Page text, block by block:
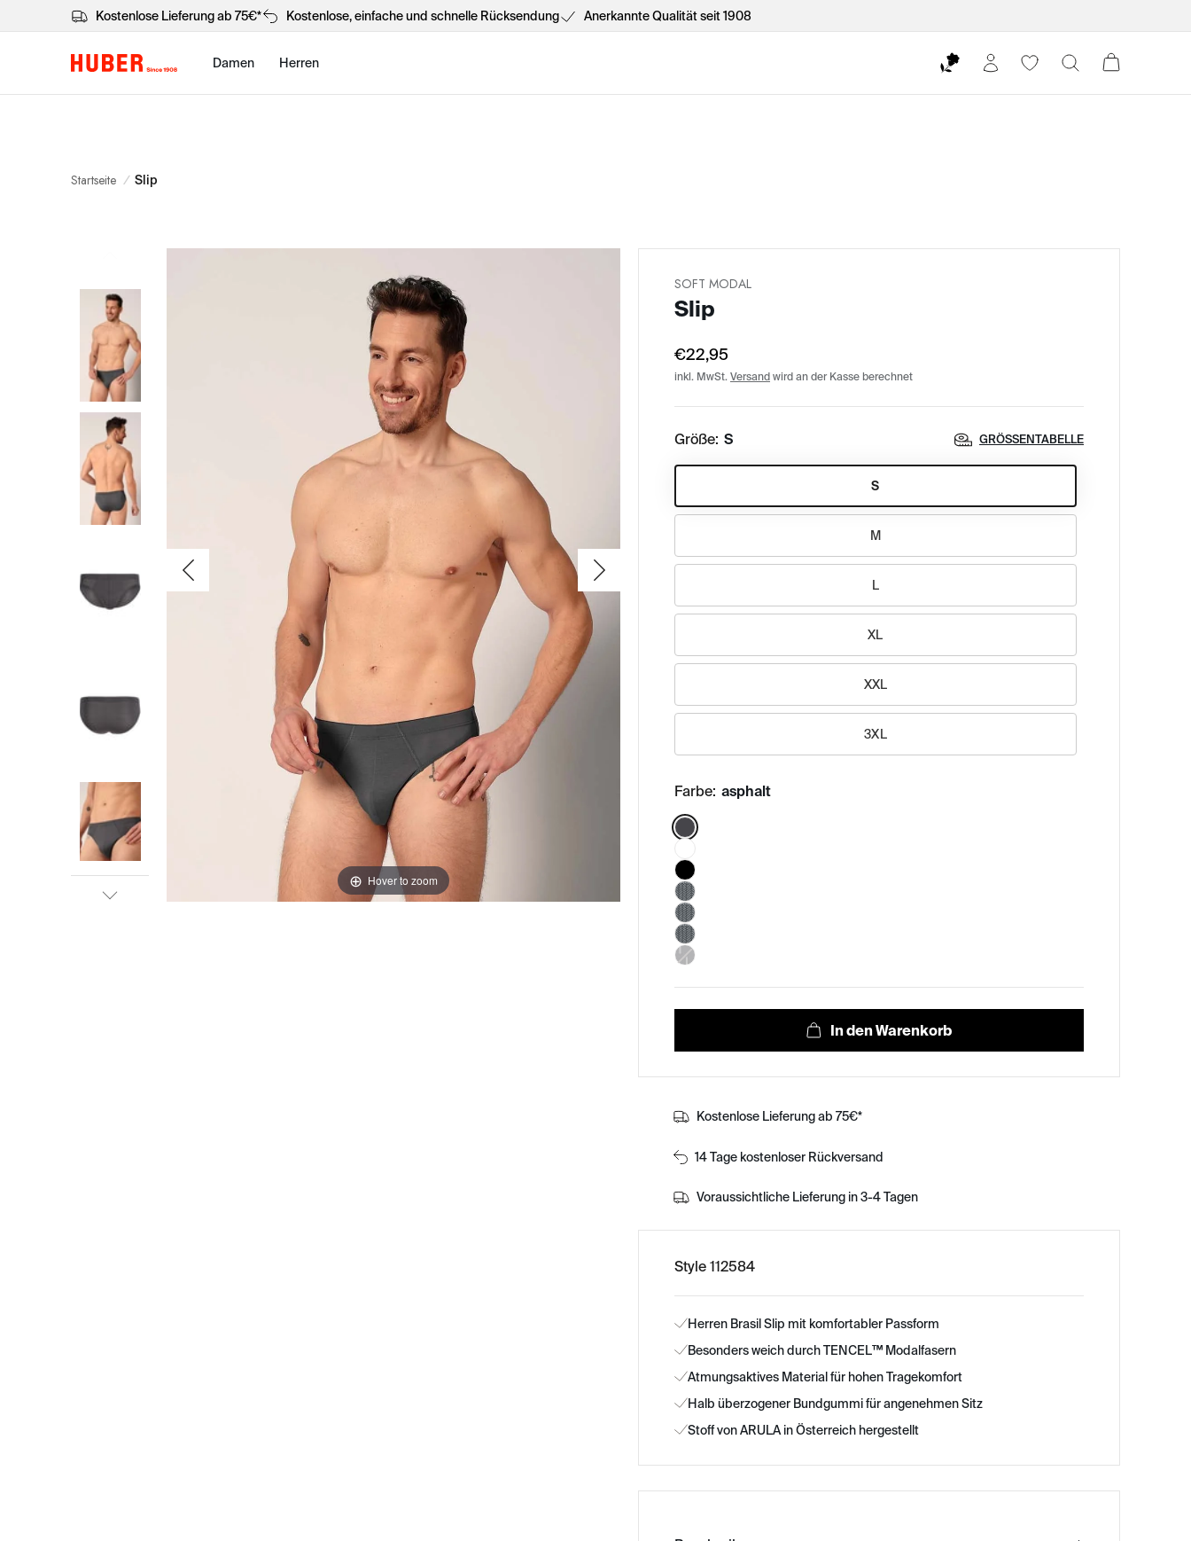
Kostenlose Lieferung ab 75€* Kostenlose, einfache und schnelle Rücksendung Anerkannte Qualität seit 1908
Damen Herren
Startseite / Slip
Hover to zoom
SOFT MODAL
Slip
€22,95
inkl. MwSt. Versand wird an der Kasse berechnet
Größe: S GRÖSSENTABELLE
S
M
L
XL
XXL
3XL
Farbe: asphalt
Color:
Kostenlose Lieferung ab 75€*
14 Tage kostenloser Rückversand
Voraussichtliche Lieferung in 3-4 Tagen
Style 112584
Herren Brasil Slip mit komfortabler Passform
Besonders weich durch TENCEL™ Modalfasern
Atmungsaktives Material für hohen Tragekomfort
Halb überzogener Bundgummi für angenehmen Sitz
Stoff von ARULA in Österreich hergestellt